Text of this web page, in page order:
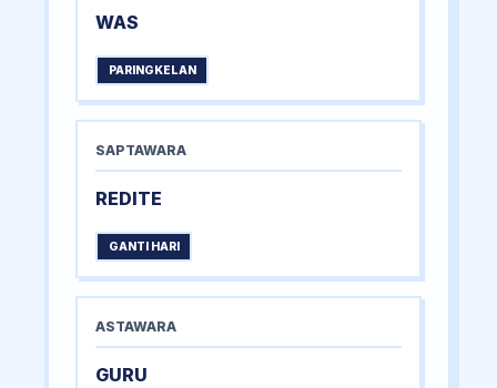
WAS
PARINGKELAN
SAPTAWARA
REDITE
GANTI HARI
ASTAWARA
GURU